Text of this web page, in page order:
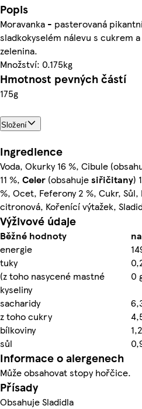
Popis
Moravanka - pasterovaná
sladkokyselém nálevu s cukrem
zelenina.
Množství: 0.175kg
Hmotnost pevných částí
175g
Složení
Ingredience
Voda, Okurky 16 %, Cibule
11 %, Celer (obsahujesiřičitany)
%, Ocet, Feferony 2 %, Cukr,
citronová, Kořenící výtažek,
Výživové údaje
Běžné hodnoty
energie
tuky
(z toho nasycené mastné
kyseliny
0
sacharidy
z toho cukry
bílkoviny
sůl
Informace o alergenech
Může obsahovat stopy hořčice.
Přísady
Obsahuje Sladidla